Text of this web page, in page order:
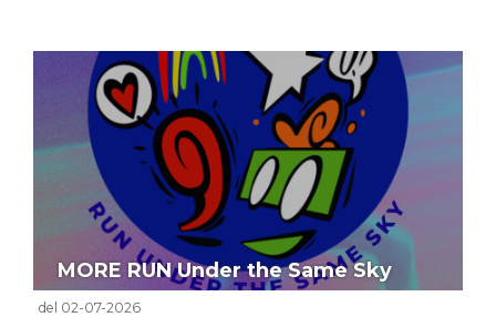
MORE RUN Under the Same Sky
del 02-07-2026